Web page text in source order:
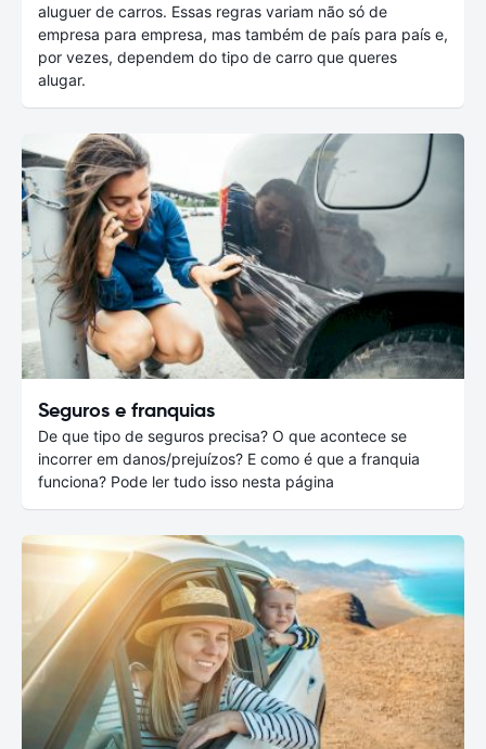
aluguer de carros. Essas regras variam não só de
empresa para empresa, mas também de país para país e,
por vezes, dependem do tipo de carro que queres
alugar.
Seguros e franquias
De que tipo de seguros precisa? O que acontece se
incorrer em danos/prejuízos? E como é que a franquia
funciona? Pode ler tudo isso nesta página